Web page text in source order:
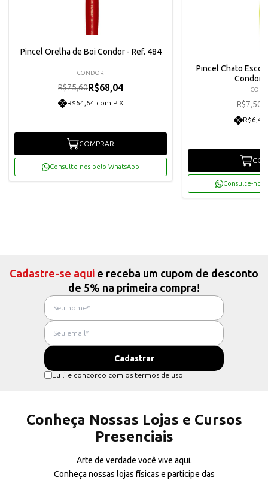
Pincel Orelha de Boi Condor - Ref. 484
CONDOR
R$75,60R$68,04
R$64,64 com PIX
COMPRAR
Consulte-nos pelo WhatsApp
Pincel Chato
Condor
R$7,50
R$6,41
Consulte-nos
Cadastre-se aqui e receba um cupom de desconto
de 5% na primeira compra!
Eu li e concordo com os termos de uso
Conheça Nossas Lojas e Cursos
Presenciais
Arte de verdade você vive aqui.
Conheça nossas lojas físicas e participe das